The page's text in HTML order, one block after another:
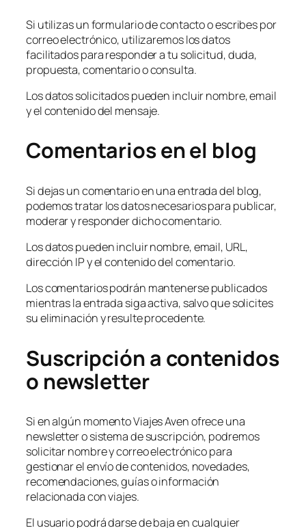
Si utilizas un formulario de contacto o escribes por
correo electrónico, utilizaremos los datos
facilitados para responder a tu solicitud, duda,
propuesta, comentario o consulta.
Los datos solicitados pueden incluir nombre, email
y el contenido del mensaje.
Comentarios en el blog
Si dejas un comentario en una entrada del blog,
podemos tratar los datos necesarios para publicar,
moderar y responder dicho comentario.
Los datos pueden incluir nombre, email, URL,
dirección IP y el contenido del comentario.
Los comentarios podrán mantenerse publicados
mientras la entrada siga activa, salvo que solicites
su eliminación y resulte procedente.
Suscripción a contenidos
o newsletter
Si en algún momento Viajes Aven ofrece una
newsletter o sistema de suscripción, podremos
solicitar nombre y correo electrónico para
gestionar el envío de contenidos, novedades,
recomendaciones, guías o información
relacionada con viajes.
El usuario podrá darse de baja en cualquier